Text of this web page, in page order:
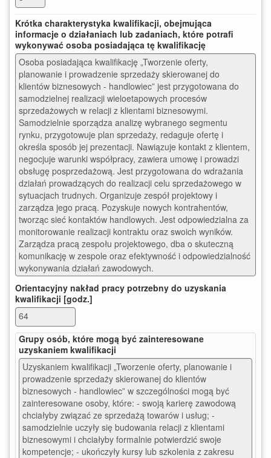
Krótka charakterystyka kwalifikacji, obejmująca
informacje o działaniach lub zadaniach, które potrafi
wykonywać osoba posiadająca tę kwalifikację
Osoba posiadająca kwalifikację „Tworzenie oferty,
planowanie i prowadzenie sprzedaży skierowanej do
klientów biznesowych - handlowiec” jest przygotowana do
samodzielnej realizacji wieloetapowych procesów
sprzedażowych w relacji z klientami biznesowymi.
Samodzielnie sporządza analizę wybranego segmentu
rynku, przygotowuje plan sprzedaży, redaguje ofertę i
określa sposób jej prezentacji. Nawiązuje kontakt z klientem,
negocjuje warunki współpracy, zawiera umowę i prowadzi
obsługę posprzedażową. Jest przygotowana do wdrażania
działań prowadzących do realizacji celu sprzedażowego w
sytuacjach trudnych. Organizuje zespół projektowy i
zarządza jego pracą. Pozyskuje nowych kontrahentów,
tworząc sieć kontaktów handlowych. Jest odpowiedzialna za
monitorowanie realizacji kontraktu oraz swoich wyników.
Zarządza pracą zespołu projektowego, dba o skuteczną
komunikację w zespole oraz efektywność i odpowiedzialność
wykonywania działań zawodowych.
Orientacyjny nakład pracy potrzebny do uzyskania
kwalifikacji [godz.]
64
Grupy osób, które mogą być zainteresowane
uzyskaniem kwalifikacji
Uzyskaniem kwalifikacji „Tworzenie oferty, planowanie i
prowadzenie sprzedaży skierowanej do klientów
biznesowych - handlowiec” w szczególności mogą być
zainteresowane osoby, które: - swoją karierę zawodową
chciałyby związać ze sprzedażą towarów i usług; -
samodzielnie uczyły się budowania relacji z klientami
biznesowymi i chciałyby formalnie potwierdzić swoje
kompetencje; - ukończyły kursy lub szkolenia z zakresu